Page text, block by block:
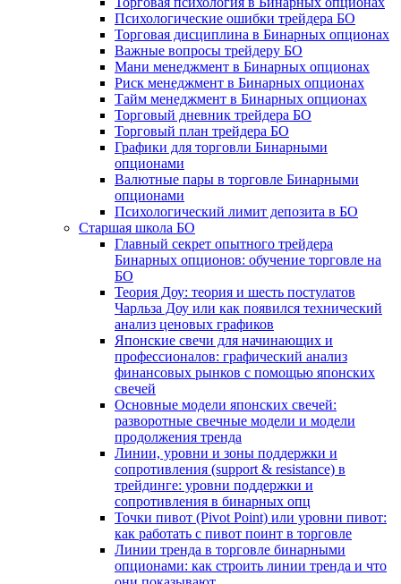
Психологические ошибки трейдера БО
Торговая дисциплина в Бинарных опционах
Важные вопросы трейдеру БО
Мани менеджмент в Бинарных опционах
Риск менеджмент в Бинарных опционах
Тайм менеджмент в Бинарных опционах
Торговый дневник трейдера БО
Торговый план трейдера БО
Графики для торговли Бинарными
опционами
Валютные пары в торговле Бинарными
опционами
Психологический лимит депозита в БО
Старшая школа БО
Главный секрет опытного трейдера
Бинарных опционов: обучение торговле на
БО
Теория Доу: теория и шесть постулатов
Чарльза Доу или как появился технический
анализ ценовых графиков
Японские свечи для начинающих и
профессионалов: графический анализ
финансовых рынков с помощью японских
свечей
Основные модели японских свечей:
разворотные свечные модели и модели
продолжения тренда
Линии, уровни и зоны поддержки и
сопротивления (support & resistance) в
трейдинге: уровни поддержки и
сопротивления в бинарных опц
Точки пивот (Pivot Point) или уровни пивот:
как работать с пивот поинт в торговле
Линии тренда в торговле бинарными
опционами: как строить линии тренда и что